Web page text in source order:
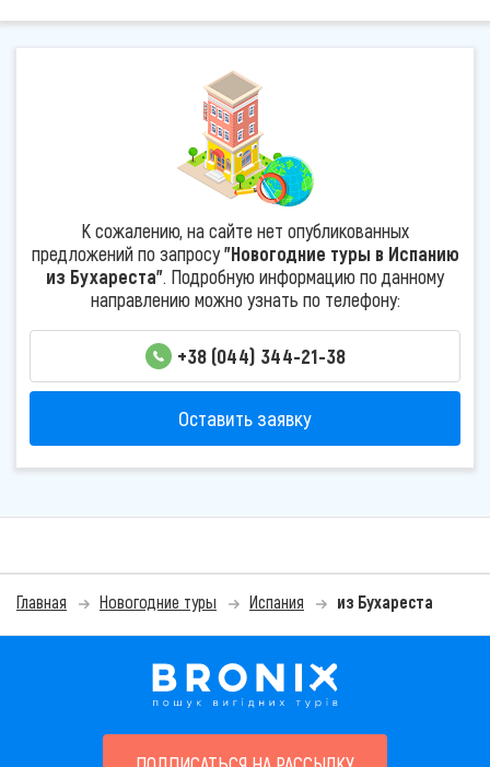
К сожалению, на сайте нет опубликованных
предложений по запросу"Новогодние туры в Испанию
из Бухареста". Подробную информацию по данному
направлению можно узнать по телефону:
+38 (044) 344-21-38
Оставить заявку
Главная Новогодние туры Испания из Бухареста